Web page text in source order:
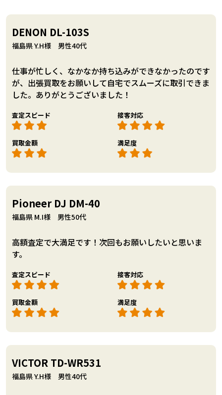
DENON DL-103S
福島県 Y.H様 男性40代
仕事が忙しく、なかなか持ち込みができなかったのです
が、出張買取をお願いして自宅でスムーズに取引できま
した。ありがとうございました！
査定スピード 接客対応
買取金額 満足度
Pioneer DJ DM-40
福島県 M.I様 男性50代
高額査定で大満足です！次回もお願いしたいと思いま
す。
査定スピード 接客対応
買取金額 満足度
VICTOR TD-WR531
福島県 Y.H様 男性40代